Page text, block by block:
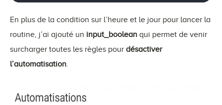
- mon
- tue
- wed
- thu
- fri
entity_id: switch.tp_link
En plus de la condition sur l’heure et le jour pour lancer la
routine, j’ai ajouté un input_boolean qui permet de venir
surcharger toutes les règles pour désactiver
l’automatisation.